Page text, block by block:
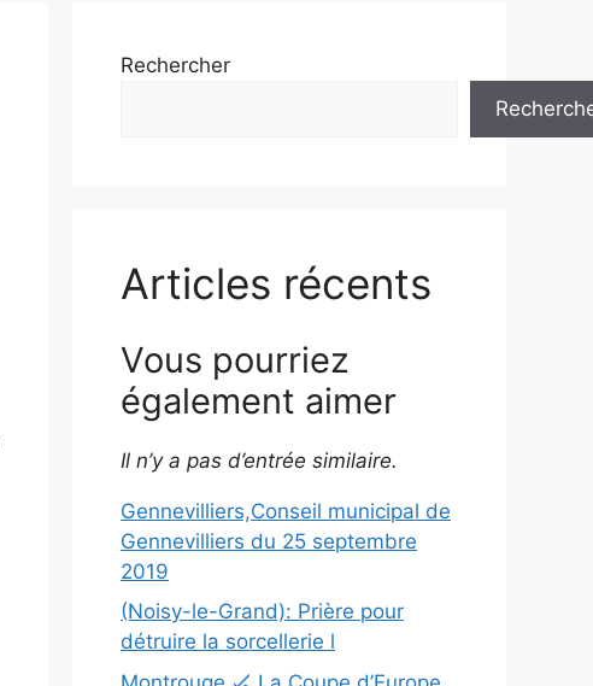
Rechercher
Articles récents
Vous pourriez
également aimer
Il n’y a pas d’entrée similaire.
Gennevilliers,Conseil municipal de
Gennevilliers du 25 septembre
2019
(Noisy-le-Grand): Prière pour
détruire la sorcellerie l